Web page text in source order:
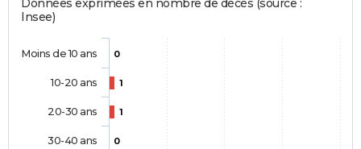
Données exprimées en nombre de décès (source :
Insee)
0
1
1
0
Moins de 10 ans
10-20 ans
20-30 ans
30-40 ans